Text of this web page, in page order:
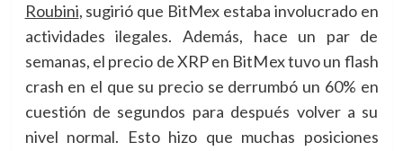
Roubini, sugirió que BitMex estaba involucrado en
actividades ilegales. Además, hace un par de
semanas, el precio de XRP en BitMex tuvo un flash
crash en el que su precio se derrumbó un 60% en
cuestión de segundos para después volver a su
nivel normal. Esto hizo que muchas posiciones